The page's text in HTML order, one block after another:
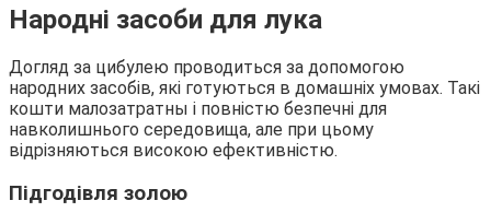
Народні засоби для лука
Догляд за цибулею проводиться за допомогою
народних засобів, які готуються в домашніх умовах. Такі
кошти малозатратны і повністю безпечні для
навколишнього середовища, але при цьому
відрізняються високою ефективністю.
Підгодівля золою